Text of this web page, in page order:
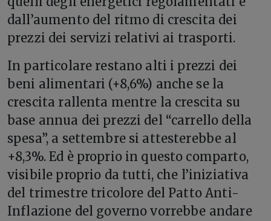
dall’aumento del ritmo di crescita dei
prezzi dei servizi relativi ai trasporti.
In particolare restano alti i prezzi dei
beni alimentari (+8,6%) anche se la
crescita rallenta mentre la crescita su
base annua dei prezzi del “carrello della
spesa”, a settembre si attesterebbe al
+8,3%. Ed è proprio in questo comparto,
visibile proprio da tutti, che l’iniziativa
del trimestre tricolore del Patto Anti-
Inflazione del governo vorrebbe andare